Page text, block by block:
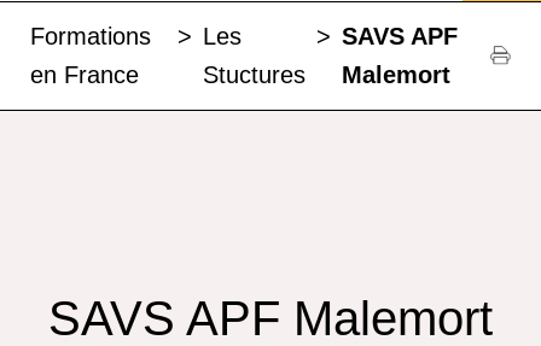
Formations
en France
> Les
Stuctures
> SAVS APF
Malemort
SAVS APF Malemort